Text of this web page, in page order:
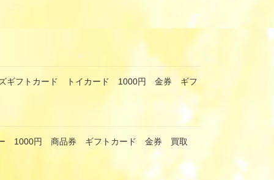
ギフトカード トイカード 1000円 金券 ギフ
1000円 商品券 ギフトカード 金券 買取